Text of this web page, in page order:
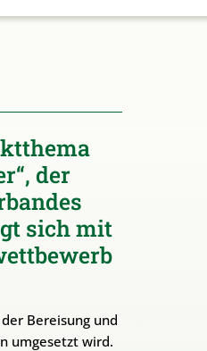
der
sich mit
Bereisung und
umgesetzt wird.